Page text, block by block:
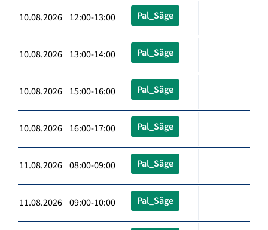
10.08.2026 12:00-13:00 Pal_Säge
10.08.2026 13:00-14:00 Pal_Säge
10.08.2026 15:00-16:00 Pal_Säge
10.08.2026 16:00-17:00 Pal_Säge
11.08.2026 08:00-09:00 Pal_Säge
11.08.2026 09:00-10:00 Pal_Säge